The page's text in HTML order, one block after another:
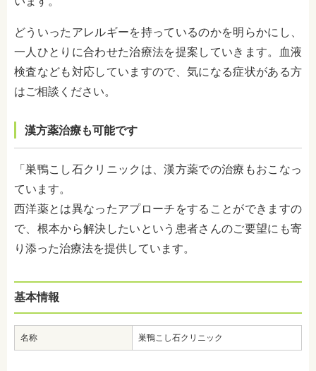
どういったアレルギーを持っているのかを明らかにし、
一人ひとりに合わせた治療法を提案していきます。血液
検査なども対応していますので、気になる症状がある方
はご相談ください。
漢方薬治療も可能です
「巣鴨こし石クリニックは、漢方薬での治療もおこなっ
ています。
西洋薬とは異なったアプローチをすることができますの
で、根本から解決したいという患者さんのご要望にも寄
り添った治療法を提供しています。
基本情報
名称 巣鴨こし石クリニック